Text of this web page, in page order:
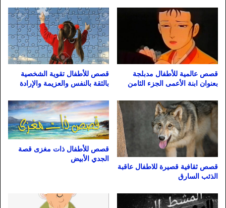
قصص عالمية للأطفال مدبلجة
بعنوان ابنة الأعمى الجزء الثامن
قصص للأطفال تقوية الشخصية
بالثقة بالنفس والعزيمة والإرادة
قصص ثقافية قصيرة للاطفال عاقبة
الذئب السارق
قصص للأطفال ذات مغزى قصة
الجدي الأبيض